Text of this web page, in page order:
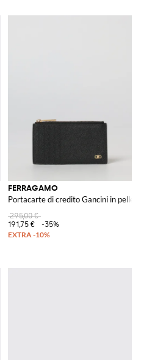
FERRAGAMO
Portacarte di credito Gancini in pelle
295,00 €
191,75 €
-35%